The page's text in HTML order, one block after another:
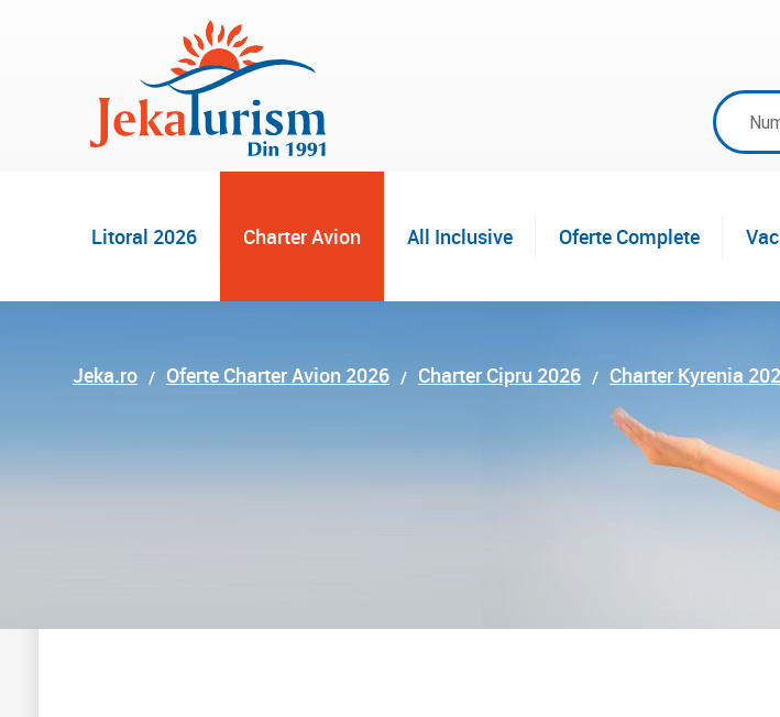
Litoral 2026 Charter Avion All Inclusive Oferte Complete
Jeka.ro Oferte Charter Avion 2026 Charter Cipru 2026 Charter Kyrenia